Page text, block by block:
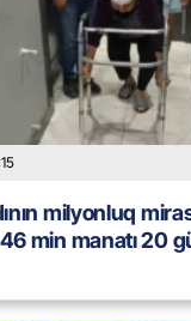
milyonluq
min manatı 20